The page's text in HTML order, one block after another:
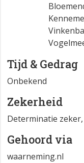
Tijd & Gedrag
Onbekend
Zekerheid
Determinatie
Gehoord via
waarneming.nl